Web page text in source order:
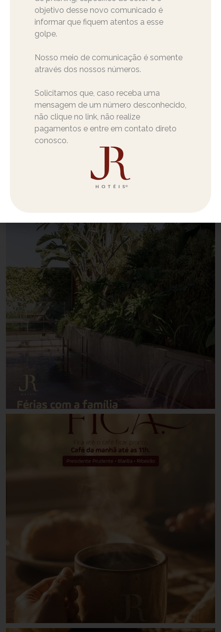
objetivo desse novo comunicado é
informar que fiquem atentos a esse
golpe.
Nosso meio de comunicação é somente
através dos nossos números.
Solicitamos que, caso receba uma
mensagem de um número desconhecido,
não clique no link, não realize
pagamentos e entre em contato direto
conosco.